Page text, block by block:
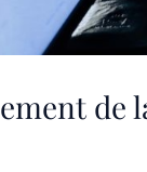
de